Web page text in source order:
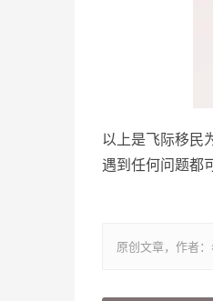
以上是飞际移民
遇到任何问题都
原创文章，作者